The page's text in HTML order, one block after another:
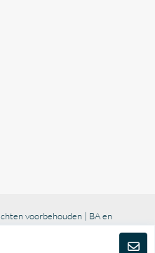
voorbehouden | BA en